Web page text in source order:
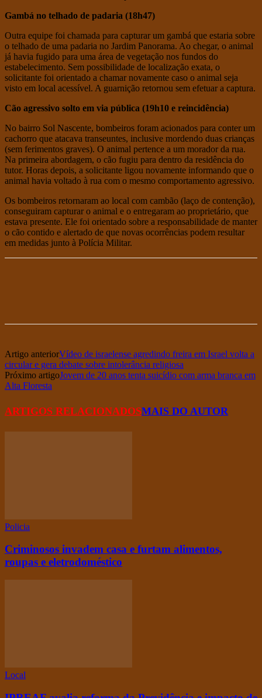
Gambá no telhado de padaria (18h47)
Outra equipe foi chamada para capturar um gambá que estaria sobre
o telhado de uma padaria no Jardim Panorama. Ao chegar, o animal
já havia fugido para uma área de vegetação nos fundos do
estabelecimento. Sem possibilidade de localização exata, o
solicitante foi orientado a chamar novamente caso o animal seja
visto em local acessível. A guarnição retornou sem efetuar a captura.
Cão agressivo solto em via pública (19h10 e reincidência)
No bairro Sol Nascente, bombeiros foram acionados para conter um
cachorro que atacava transeuntes, inclusive mordendo duas crianças
(sem ferimentos graves). O animal pertence a um morador da rua.
Na primeira abordagem, o cão fugiu para dentro da residência do
tutor. Horas depois, a solicitante ligou novamente informando que o
animal havia voltado à rua com o mesmo comportamento agressivo.
Os bombeiros retornaram ao local com cambão (laço de contenção),
conseguiram capturar o animal e o entregaram ao proprietário, que
estava presente. Ele foi orientado sobre a responsabilidade de manter
o cão contido e alertado de que novas ocorrências podem resultar
em medidas junto à Polícia Militar.
Artigo anteriorVídeo de israelense agredindo freira em Israel volta a
circular e gera debate sobre intolerância religiosa
Próximo artigoJovem de 20 anos tenta suicídio com arma branca em
Alta Floresta
ARTIGOS RELACIONADOSMAIS DO AUTOR
Policia
Criminosos invadem casa e furtam alimentos,
roupas e eletrodoméstico
Local